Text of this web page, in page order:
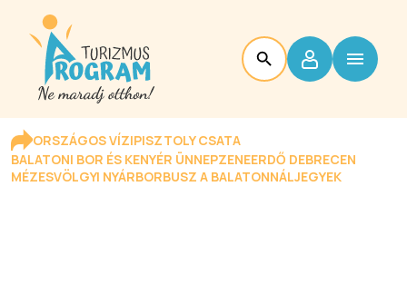
ORSZÁGOS VÍZIPISZTOLY CSATA
BALATONI BOR ÉS KENYÉR ÜNNEPZENEERDŐ DEBRECEN
MÉZESVÖLGYI NYÁRBORBUSZ A BALATONNÁLJEGYEK